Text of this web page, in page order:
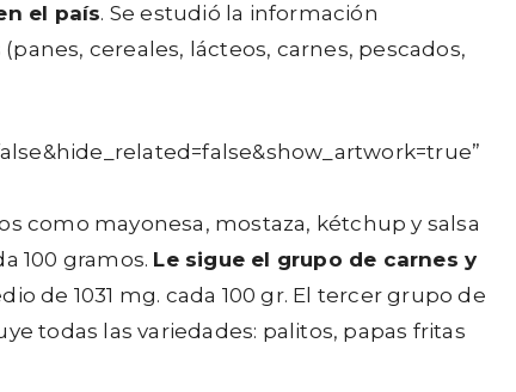
el país. Se estudió la información
cereales, lácteos, carnes, pescados,
como mayonesa, mostaza, kétchup y salsa
100 gramos. Le sigue el grupo de carnes y
de 1031 mg. cada 100 gr. El tercer grupo de
todas las variedades: palitos, papas fritas